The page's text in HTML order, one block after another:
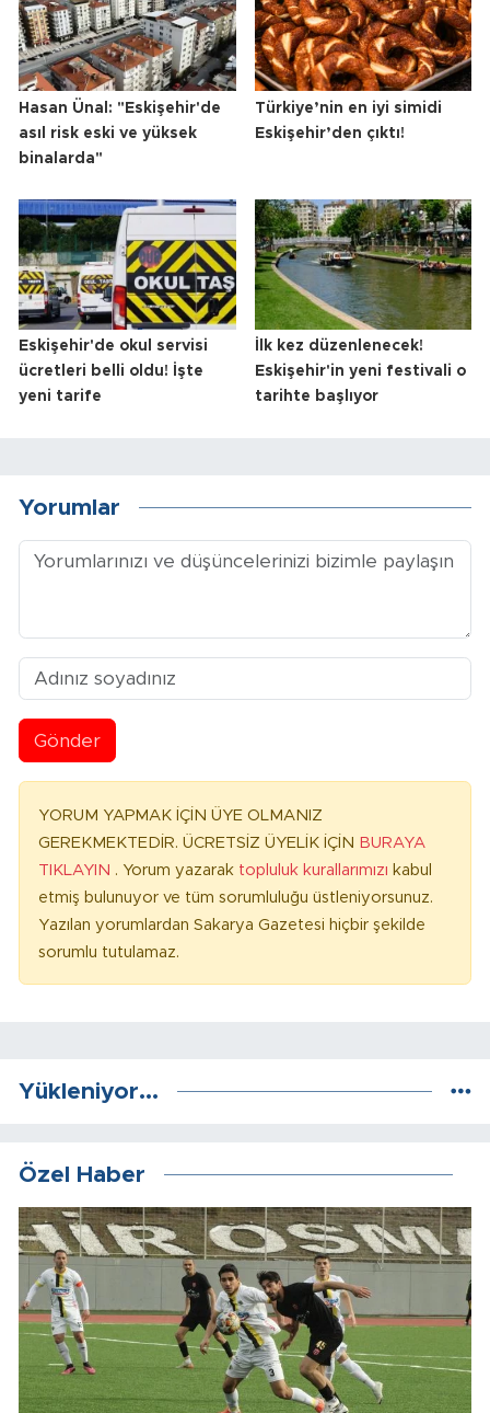
Hasan Ünal: "Eskişehir'de
asıl risk eski ve yüksek
binalarda"
Türkiye’nin en iyi simidi
Eskişehir’den çıktı!
Eskişehir'de okul servisi
ücretleri belli oldu! İşte
yeni tarife
İlk kez düzenlenecek!
Eskişehir'in yeni festivali o
tarihte başlıyor
Yorumlar
Gönder
YORUM YAPMAK İÇİN ÜYE OLMANIZ
GEREKMEKTEDİR. ÜCRETSİZ ÜYELİK İÇİN BURAYA
TIKLAYIN . Yorum yazarak topluluk kurallarımızı kabul
etmiş bulunuyor ve tüm sorumluluğu üstleniyorsunuz.
Yazılan yorumlardan Sakarya Gazetesi hiçbir şekilde
sorumlu tutulamaz.
Yükleniyor...
Özel Haber